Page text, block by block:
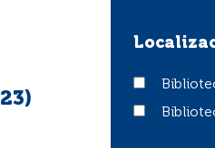
23)
Biblioteca
Biblioteca